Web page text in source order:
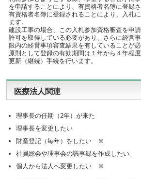
を申請することにより、有資格者名簿に登録さ
有資格者名簿に登録されることにより、入札
ます。
建設工事の場合、この入札参加資格審査を申
許可を取得している必要があり、さらに経営
限内の経営事項審査結果を有していることが必
原則として登録の有効期間は１年から４年程
更新（継続）手続を行います。
医療法人関連
理事長の任期（2年）が来た
理事長を変更したい
財産登記（毎年）をしたい ※
社員総会や理事会の議事録を作成したい
個人から法人へ変更したい ※